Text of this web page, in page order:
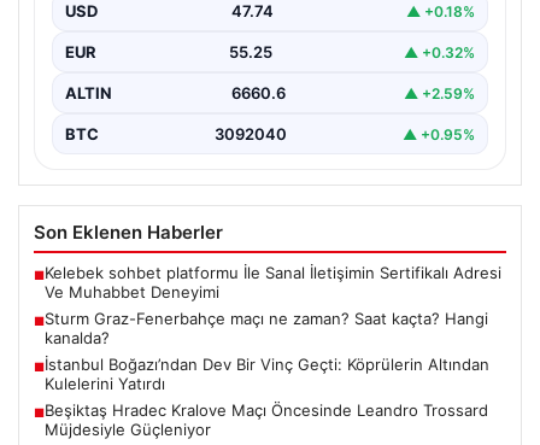
USD 47.74 ▲ +0.18%
EUR 55.25 ▲ +0.32%
ALTIN 6660.6 ▲ +2.59%
BTC 3092040 ▲ +0.95%
Son Eklenen Haberler
■Kelebek sohbet platformu İle Sanal İletişimin Sertifikalı Adresi
Ve Muhabbet Deneyimi
■Sturm Graz-Fenerbahçe maçı ne zaman? Saat kaçta? Hangi
kanalda?
■İstanbul Boğazı’ndan Dev Bir Vinç Geçti: Köprülerin Altından
Kulelerini Yatırdı
■Beşiktaş Hradec Kralove Maçı Öncesinde Leandro Trossard
Müjdesiyle Güçleniyor